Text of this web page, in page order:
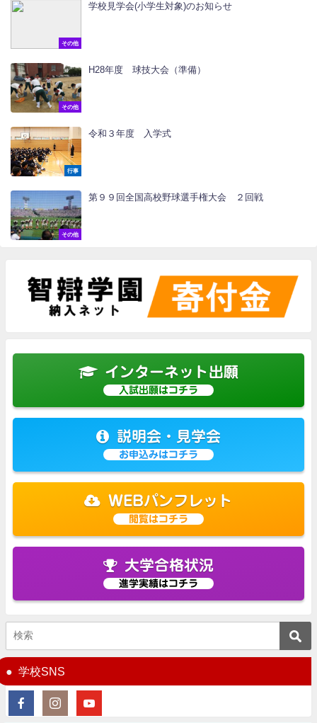
その他
学校見学会(小学生対象)のお知らせ
その他
H28年度 球技大会（準備）
行事
令和３年度 入学式
その他
第９９回全国高校野球選手権大会 ２回戦
インターネット出願
入試出願はコチラ
説明会・見学会
お申込みはコチラ
WEBパンフレット
閲覧はコチラ
大学合格状況
進学実績はコチラ
学校SNS